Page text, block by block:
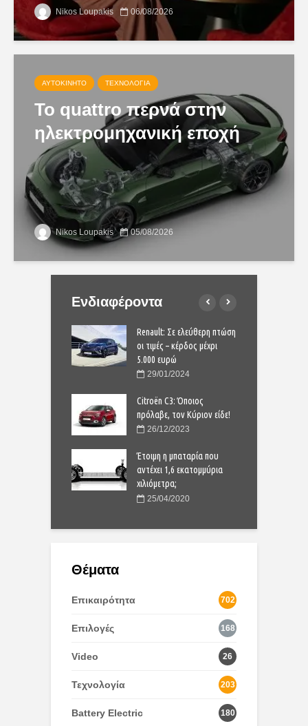
Nikos Loupakis 06/08/2026
ΑΥΤΟΚΊΝΗΤΟ ΤΕΧΝΟΛΟΓΊΑ
Το quattro περνά στην
ηλεκτρομηχανική εποχή
Nikos Loupakis 05/08/2026
Ενδιαφέροντα
Renault: Σε ελεύθερη πτώση
οι τιμές – κέρδος μέχρι
5.000 ευρώ
29/01/2024
Citroën C3: Όποιος
πρόλαβε, τον Κύριον είδε!
26/12/2023
Έτοιμη η μπαταρία που
αντέχει 1,6 εκατομμύρια
χιλιόμετρα;
25/04/2020
Θέματα
Επικαιρότητα 702
Επιλογές 168
Video 26
Τεχνολογία 203
Battery Electric 180